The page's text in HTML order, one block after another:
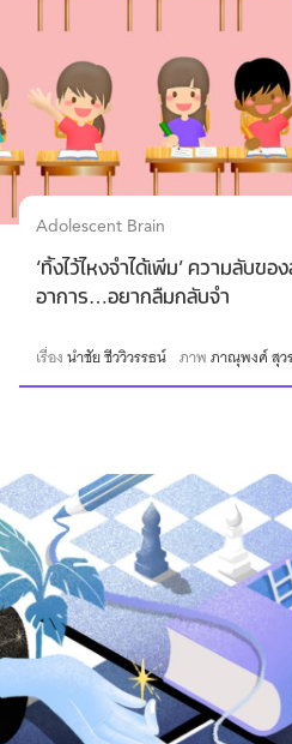
Adolescent Brain
‘ทิ้งไว้ไหงจำได้เพิ่ม’ ความลับข
อาการ…อยากลืมกลับจำ
เรื่องนำชัย ชีววิวรรธน์ ภาพภาณุพงศ์ สุ